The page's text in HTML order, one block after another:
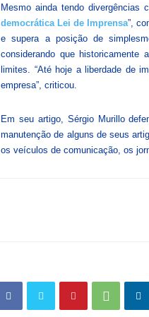
Mesmo ainda tendo divergências
democrática Lei de Imprensa”,
e supera a posição de
considerando que historicamente
limites. “Até hoje a liberdade de
empresa”, criticou.
Em seu artigo, Sérgio Murillo
manutenção de alguns de seus
os veículos de comunicação, os